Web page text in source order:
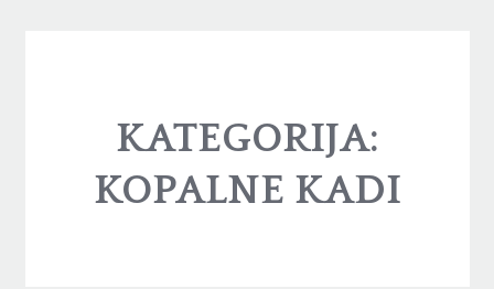
KATEGORIJA:
KOPALNE KADI